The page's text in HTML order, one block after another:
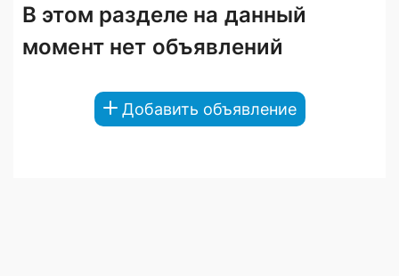
В этом разделе на данный
момент нет объявлений
Добавить объявление